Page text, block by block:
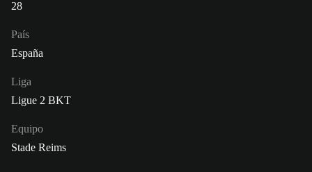
28
País
España
Liga
Ligue 2 BKT
Equipo
Stade Reims